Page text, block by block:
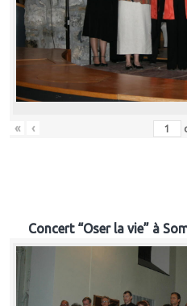
« ‹
Concert “Oser la vie” à